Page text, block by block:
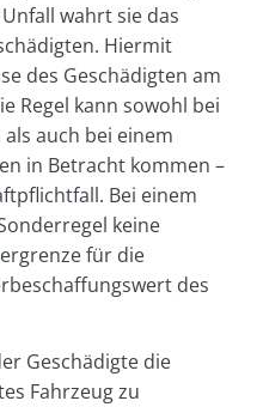
wahrt sie das
Hiermit
des Geschädigten am
Regel kann sowohl bei
auch bei einem
in Betracht kommen –
Bei einem
keine
für die
des
Geschädigte die
Fahrzeug zu